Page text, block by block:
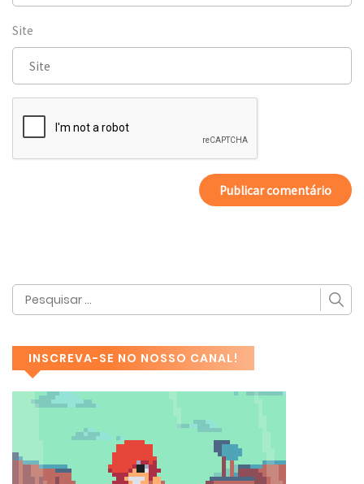
Site
INSCREVA-SE NO NOSSO CANAL!